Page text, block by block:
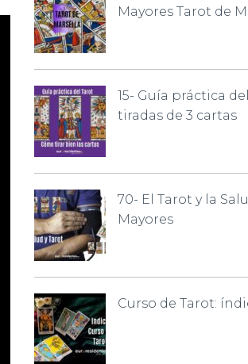
Mayores Tarot de
15- Guía práctica
tiradas de 3 cartas
70- El Tarot y la
Mayores
Curso de Tarot: